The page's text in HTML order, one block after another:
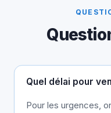
Quel délai pour
Pour les urgences,